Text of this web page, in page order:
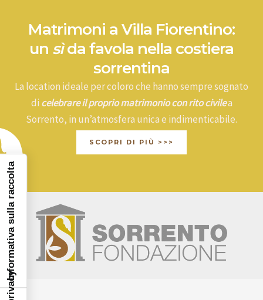
Matrimoni a Villa Fiorentino:
un sìda favola nella costiera
sorrentina
La location ideale per coloro che hanno sempre sognato
di celebrare il proprio matrimonio con rito civilea
Sorrento, in un’atmosfera unica e indimenticabile.
SCOPRI DI PIÙ >>>
Informativa sulla raccolta